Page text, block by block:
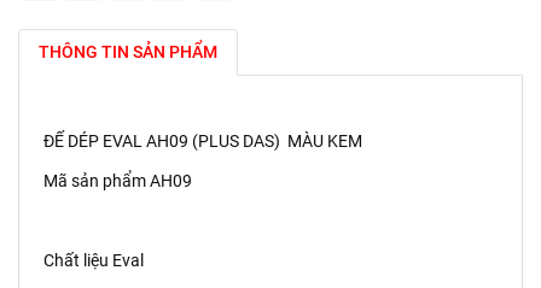
THÔNG TIN SẢN PHẨM
ĐẾ DÉP EVAL AH09 (PLUS DAS) MÀU KEM
Mã sản phẩm AH09
Chất liệu Eval